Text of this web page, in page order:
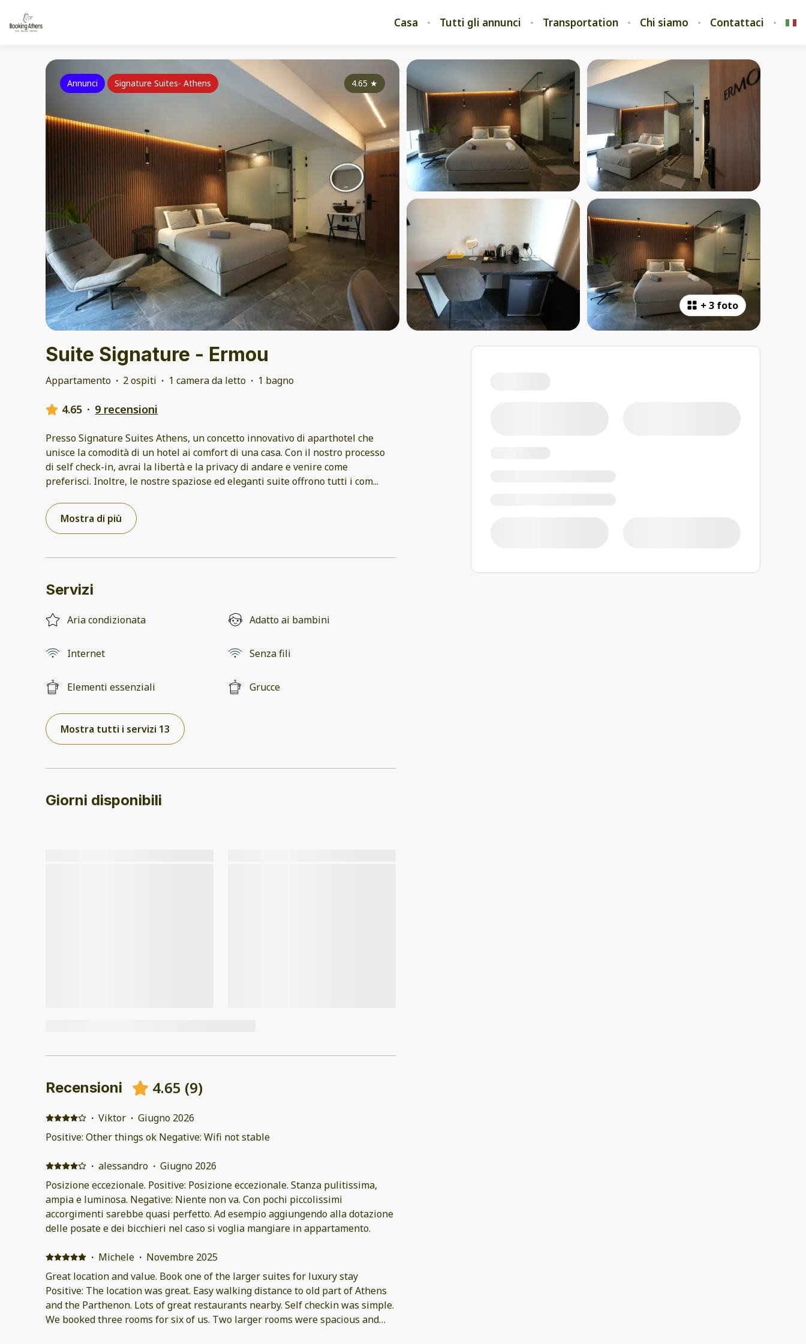
Casa Tutti gli annunci Transportation Chi siamo Contattaci
+ 3 foto
4.65 ★
Annunci Signature Suites- Athens
Suite Signature - Ermou
Appartamento · 2 ospiti · 1 camera da letto · 1 bagno
4.65 · 9 recensioni
Presso Signature Suites Athens, un concetto innovativo di aparthotel che
unisce la comodità di un hotel ai comfort di una casa. Con il nostro processo
di self check-in, avrai la libertà e la privacy di andare e venire come
preferisci. Inoltre, le nostre spaziose ed eleganti suite offrono tutti i com...
Mostra di più
Servizi
Aria condizionata Adatto ai bambini
Internet Senza fili
Elementi essenziali Grucce
Mostra tutti i servizi 13
Giorni disponibili
Recensioni 4.65 (9)
· Viktor · Giugno 2026
Positive: Other things ok Negative: Wifi not stable
· alessandro · Giugno 2026
Posizione eccezionale. Positive: Posizione eccezionale. Stanza pulitissima,
ampia e luminosa. Negative: Niente non va. Con pochi piccolissimi
accorgimenti sarebbe quasi perfetto. Ad esempio aggiungendo alla dotazione
delle posate e dei bicchieri nel caso si voglia mangiare in appartamento.
· Michele · Novembre 2025
Great location and value. Book one of the larger suites for luxury stay
Positive: The location was great. Easy walking distance to old part of Athens
and the Parthenon. Lots of great restaurants nearby. Self checkin was simple.
We booked three rooms for six of us. Two larger rooms were spacious and